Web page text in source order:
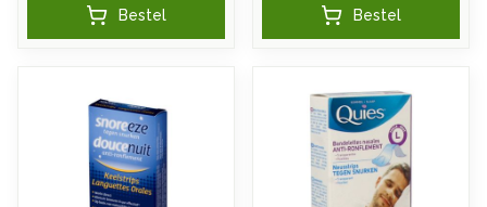
Bestel Bestel